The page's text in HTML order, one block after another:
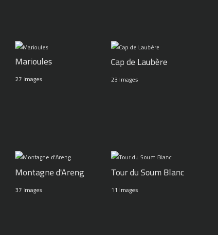
Marioules
27 Images
Cap de Laubère
23 Images
Montagne d'Areng
37 Images
Tour du Soum Blanc
11 Images